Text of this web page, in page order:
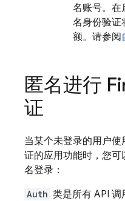
名账号。在
名身份验证
额。请参阅
匿名进行
证
当某个未登录的用户
证的应用功能时，您
名登录：
Auth 类是所有 API 调